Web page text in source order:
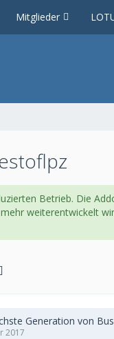
Mitglieder
Betrieb. Die
weiterentwickelt
Generation von
2017